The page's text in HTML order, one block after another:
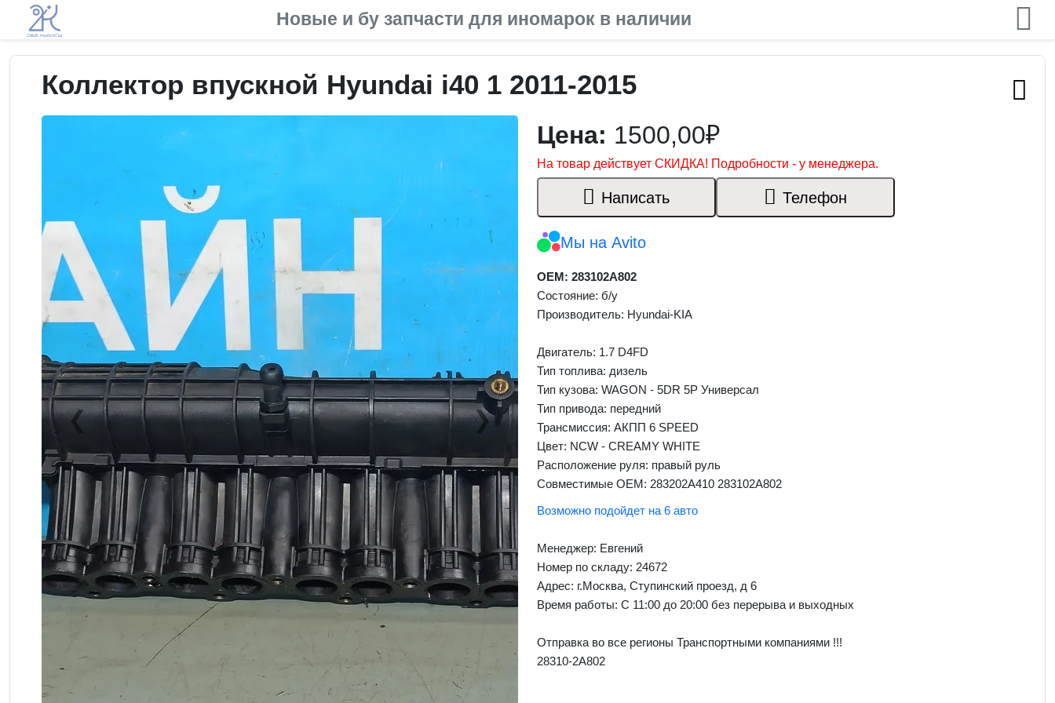
Новые и бу запчасти для иномарок в наличии
Коллектор впускной Hyundai i40 1 2011-2015
❮Previous ❯
Next
Цена: 1500,00₽
На товар действует СКИДКА! Подробности - у менеджера.
Написать Телефон
Мы на Avito
OEM: 283102A802
Состояние: б/у
Производитель: Hyundai-KIA
Двигатель: 1.7 D4FD
Тип топлива: дизель
Тип кузова: WAGON - 5DR 5P Универсал
Тип привода: передний
Трансмиссия: AКПП 6 SPEED
Цвет: NCW - CREAMY WHITE
Расположение руля: правый руль
Совместимые OEM: 283202A410 283102A802
Возможно подойдет на 6 авто
Менеджер: Евгений
Номер по складу: 24672
Адрес: г.Москва, Ступинский проезд, д 6
Время работы: С 11:00 до 20:00 без перерыва и выходных
Отправка во все регионы Транспортными компаниями !!!
28310-2A802